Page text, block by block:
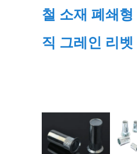
철 소재 폐쇄
직 그레인 리